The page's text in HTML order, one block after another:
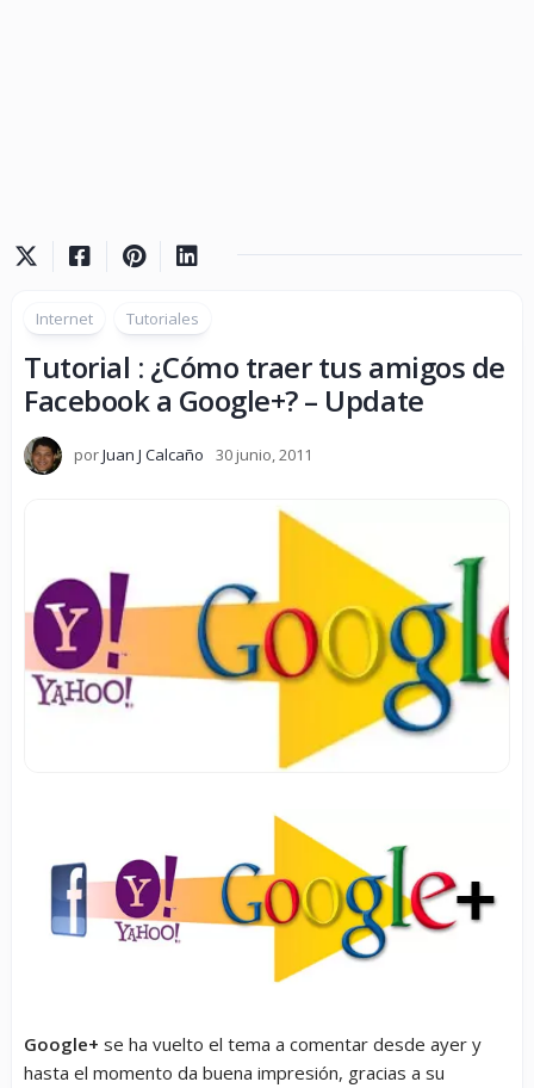
Internet Tutoriales
Tutorial : ¿Cómo traer tus amigos de
Facebook a Google+? – Update
porJuan J Calcaño 30 junio, 2011
Google+ se ha vuelto el tema a comentar desde ayer y
hasta el momento da buena impresión, gracias a su